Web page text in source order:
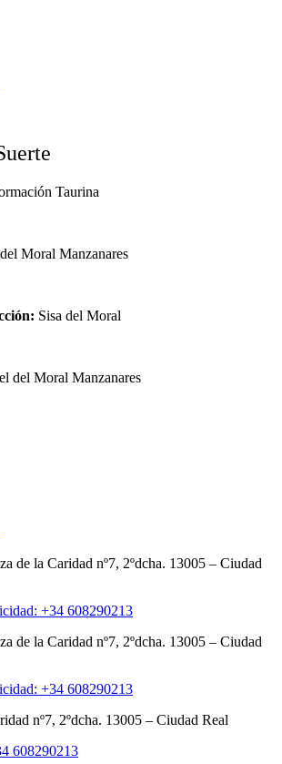
Taurina
Moral Manzanares
Sisa del Moral
del Moral Manzanares
de la Caridad nº7, 2ºdcha. 13005 – Ciudad
+34 608290213
de la Caridad nº7, 2ºdcha. 13005 – Ciudad
+34 608290213
nº7, 2ºdcha. 13005 – Ciudad Real
608290213